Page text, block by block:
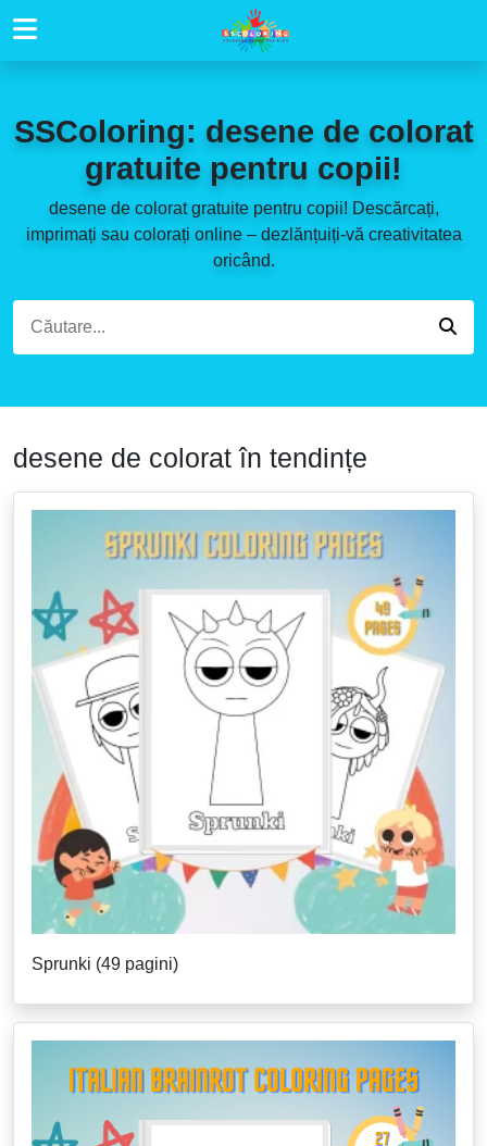
SSColoring: desene de colorat
gratuite pentru copii!
desene de colorat gratuite pentru copii! Descărcați,
imprimați sau colorați online – dezlănțuiți-vă creativitatea
oricând.
desene de colorat în tendințe
Sprunki (49 pagini)